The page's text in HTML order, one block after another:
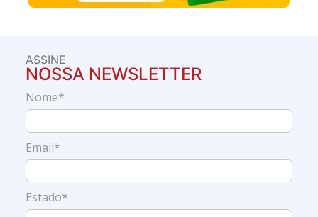
ASSINE
NOSSA NEWSLETTER
Nome*
Email*
Estado*